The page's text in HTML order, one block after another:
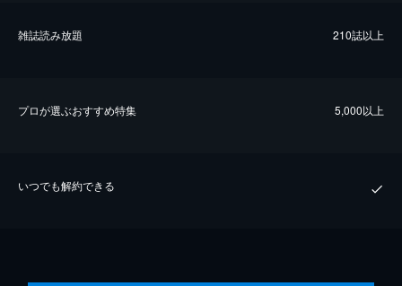
雑誌読み放題 210誌以上
プロが選ぶおすすめ特集 5,000以上
いつでも解約できる